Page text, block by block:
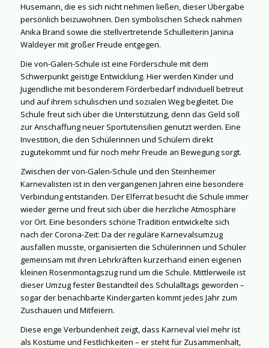
Husemann, die es sich nicht nehmen ließen, dieser Übergabe
persönlich beizuwohnen. Den symbolischen Scheck nahmen
Anika Brand sowie die stellvertretende Schulleiterin Janina
Waldeyer mit großer Freude entgegen.
Die von-Galen-Schule ist eine Förderschule mit dem
Schwerpunkt geistige Entwicklung. Hier werden Kinder und
Jugendliche mit besonderem Förderbedarf individuell betreut
und auf ihrem schulischen und sozialen Weg begleitet. Die
Schule freut sich über die Unterstützung, denn das Geld soll
zur Anschaffung neuer Sportutensilien genutzt werden. Eine
Investition, die den Schülerinnen und Schülern direkt
zugutekommt und für noch mehr Freude an Bewegung sorgt.
Zwischen der von-Galen-Schule und den Steinheimer
Karnevalisten ist in den vergangenen Jahren eine besondere
Verbindung entstanden. Der Elferrat besucht die Schule immer
wieder gerne und freut sich über die herzliche Atmosphäre
vor Ort. Eine besonders schöne Tradition entwickelte sich
nach der Corona-Zeit: Da der reguläre Karnevalsumzug
ausfallen musste, organisierten die Schülerinnen und Schüler
gemeinsam mit ihren Lehrkräften kurzerhand einen eigenen
kleinen Rosenmontagszug rund um die Schule. Mittlerweile ist
dieser Umzug fester Bestandteil des Schulalltags geworden –
sogar der benachbarte Kindergarten kommt jedes Jahr zum
Zuschauen und Mitfeiern.
Diese enge Verbundenheit zeigt, dass Karneval viel mehr ist
als Kostüme und Festlichkeiten – er steht für Zusammenhalt,